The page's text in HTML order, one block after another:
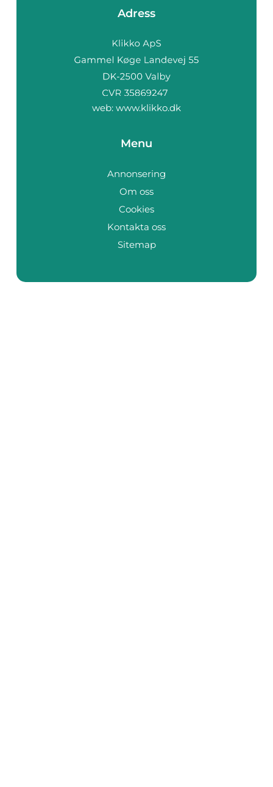
Adress
web: www.klikko.dk
Menu
Annonsering
Om oss
Cookies
Kontakta oss
Sitemap